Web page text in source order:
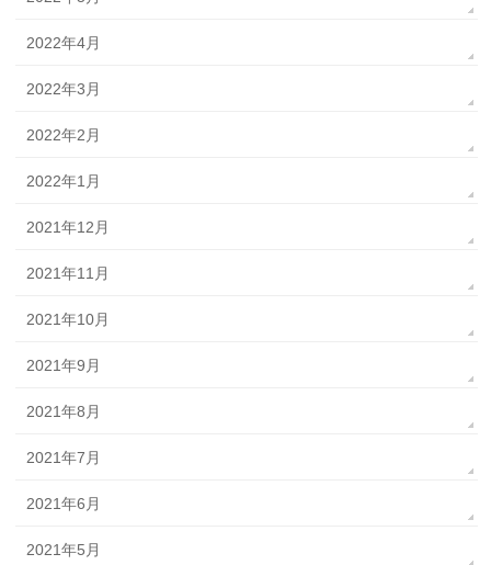
2022年4月
2022年3月
2022年2月
2022年1月
2021年12月
2021年11月
2021年10月
2021年9月
2021年8月
2021年7月
2021年6月
2021年5月